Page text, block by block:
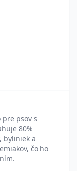
pre psov s
80%
byliniek a
čo ho